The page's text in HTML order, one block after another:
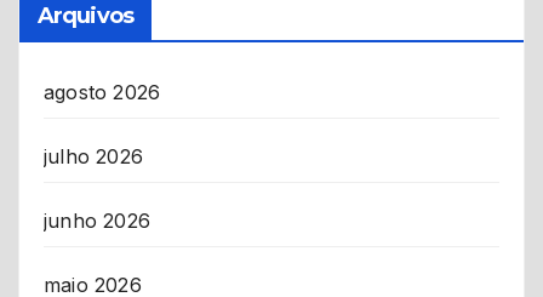
Arquivos
agosto 2026
julho 2026
junho 2026
maio 2026